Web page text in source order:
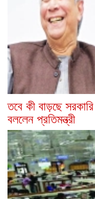
তবে কী বাড়ছে সরকারি
বললেন প্রতিমন্ত্রী